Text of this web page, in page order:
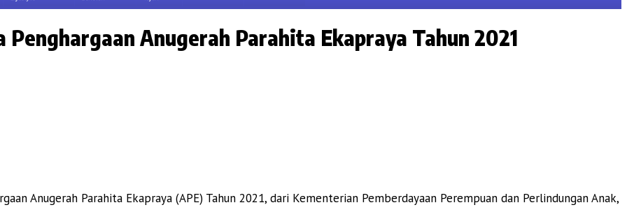
Anugerah Parahita Ekapraya Tahun 2021
Anugerah Parahita Ekapraya (APE) Tahun 2021, dari Kementerian Pemberdayaan Perempuan dan Perlindungan Anak,